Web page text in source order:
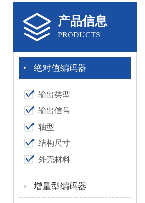
产品信息
PRODUCTS
绝对值编码器
输出类型
输出信号
轴型
结构尺寸
外壳材料
增量型编码器